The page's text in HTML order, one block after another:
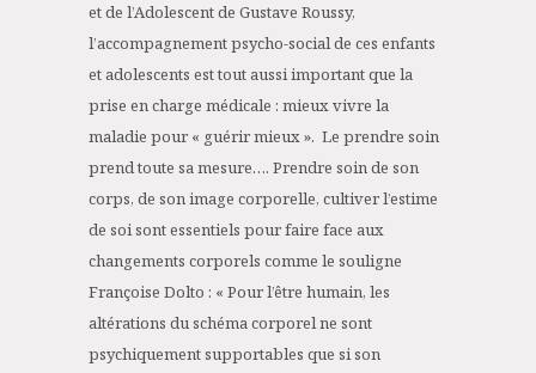
et de l’Adolescent de Gustave Roussy,
l’accompagnement psycho-social de ces enfants
et adolescents est tout aussi important que la
prise en charge médicale : mieux vivre la
maladie pour « guérir mieux ». Le prendre soin
prend toute sa mesure…. Prendre soin de son
corps, de son image corporelle, cultiver l’estime
de soi sont essentiels pour faire face aux
changements corporels comme le souligne
Françoise Dolto : « Pour l’être humain, les
altérations du schéma corporel ne sont
psychiquement supportables que si son